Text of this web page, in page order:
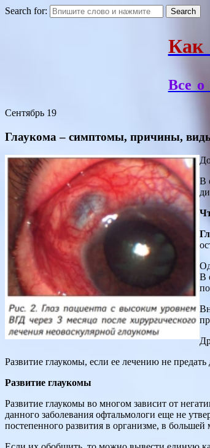
Search for:
Как
Все о
Сентябрь 19
Глаукома – симптомы, причины,
В
В
Развитие глаукомы, если ее лечению не
Развитие глаукомы
Развитие глаукомы во многом зависит от
данного заболевания офтальмологи еще не
постепенного развития в организме, в